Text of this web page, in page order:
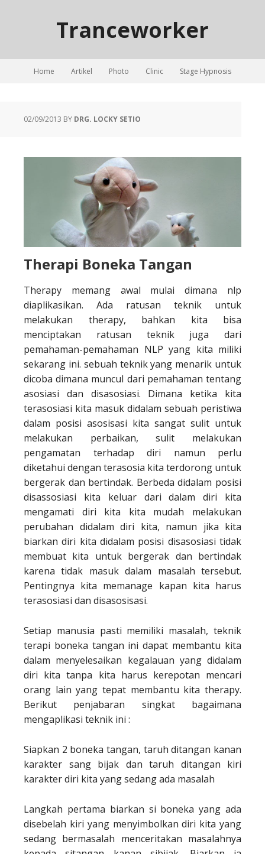
Tranceworker
Home Artikel Photo Clinic Stage Hypnosis
02/09/2013 BY DRG. LOCKY SETIO
Therapi Boneka Tangan
Therapy memang awal mulai dimana nlp
diaplikasikan. Ada ratusan teknik untuk
melakukan therapy, bahkan kita bisa
menciptakan ratusan teknik juga dari
pemahaman-pemahaman NLP yang kita miliki
sekarang ini. sebuah teknik yang menarik untuk
dicoba dimana muncul dari pemahaman tentang
asosiasi dan disasosiasi. Dimana ketika kita
terasosiasi kita masuk didalam sebuah peristiwa
dalam posisi asosisasi kita sangat sulit untuk
melakukan perbaikan, sulit melakukan
pengamatan terhadap diri namun perlu
diketahui dengan terasosia kita terdorong untuk
bergerak dan bertindak. Berbeda didalam posisi
disassosiasi kita keluar dari dalam diri kita
mengamati diri kita kita mudah melakukan
perubahan didalam diri kita, namun jika kita
biarkan diri kita didalam posisi disasosiasi tidak
membuat kita untuk bergerak dan bertindak
karena tidak masuk dalam masalah tersebut.
Pentingnya kita memanage kapan kita harus
terasosiasi dan disasosisasi.
Setiap manusia pasti memiliki masalah, teknik
terapi boneka tangan ini dapat membantu kita
dalam menyelesaikan kegalauan yang didalam
diri kita tanpa kita harus kerepotan mencari
orang lain yang tepat membantu kita therapy.
Berikut penjabaran singkat bagaimana
mengaplikasi teknik ini :
Siapkan 2 boneka tangan, taruh ditangan kanan
karakter sang bijak dan taruh ditangan kiri
karakter diri kita yang sedang ada masalah
Langkah pertama biarkan si boneka yang ada
disebelah kiri yang menyimbolkan diri kita yang
sedang bermasalah menceritakan masalahnya